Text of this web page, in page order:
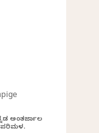
ಅಂತರ್ಜಾಲ
ಪರಿಮಳ.